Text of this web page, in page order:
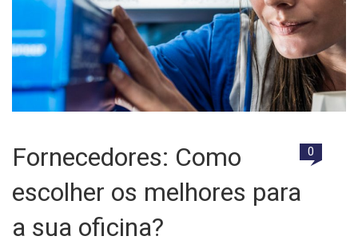
Fornecedores: Como
escolher os melhores para
a sua oficina?
0